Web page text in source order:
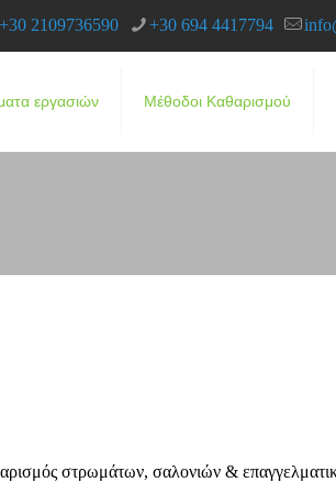
+30 2109736590 +30 694 4417794
εργασιών Μέθοδοι Καθαρισμού
στρωμάτων, σαλονιών &